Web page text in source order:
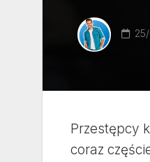
Przestępcy
coraz